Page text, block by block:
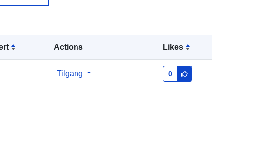
Actions Likes
Tilgang 0
http://data.europa.eu/88u/dataset/fr-
Ressurs: